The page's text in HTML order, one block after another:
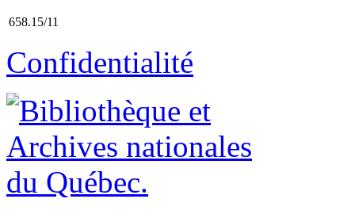
658.15/11
Confidentialité